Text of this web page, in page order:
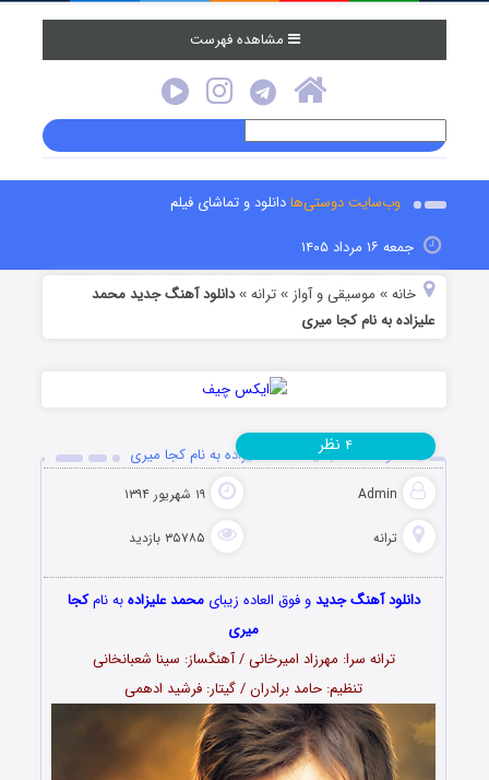
مشاهده فهرست
وب‌سایت دوستی‌هادانلود و تماشای فیلم
جمعه ۱۶ مرداد ۱۴۰۵
خانه » موسیقی و آواز »ترانه »دانلود آهنگ جدید محمد
علیزاده به نام کجا میری
دانلود آهنگ جدید محمد علیزاده به نام کجا میری
Admin ۱۹ شهریور ۱۳۹۴
ترانه ۳۵۷۸۵ بازدید
۴ نظر
دانلود آهنگ جدیدو فوق العاده زیبایمحمد علیزادهبه نامکجا
میری
ترانه سرا: مهرزاد امیرخانی / آهنگساز: سینا شعبانخانی
تنظیم: حامد برادران / گیتار: فرشید ادهمی